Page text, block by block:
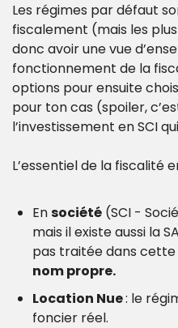
Les régimes par défaut
fiscalement (mais les
donc avoir une vue
fonctionnement de la
options pour ensuite
pour ton cas (spoiler,
l’investissement en SCI
L’essentiel de la fiscalité
En société (SCI -
mais il existe aussi la
nom propre.
Location Nue : le
foncier réel.